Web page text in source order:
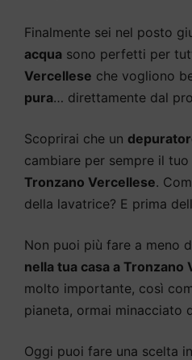
Finalmente sei nel posto
acqua sono perfetti per
Vercellese che vogliono
pura… direttamente dal
Scoprirai che un
cambiare per sempre il
Tronzano Vercellese.
della lavatrice? E prima
Non puoi più fare a meno
nella tua casa a Tronzano
molto importante, così
pianeta, ormai minacciato
Oggi puoi fare una scelta